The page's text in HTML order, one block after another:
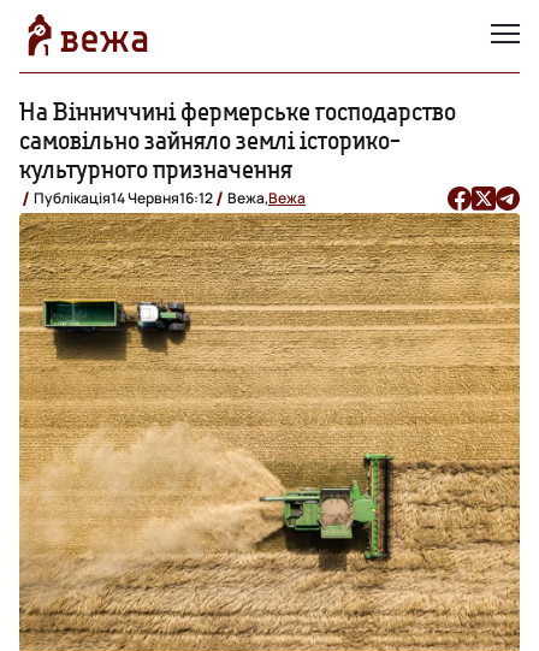
На Вінниччині фермерське господарство
самовільно зайняло землі історико-
культурного призначення
Публікація14 Червня16:12 Вежа,Вежа